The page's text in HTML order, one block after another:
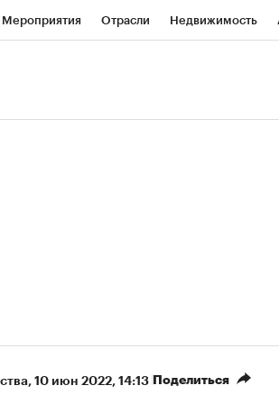
Мероприятия Отрасли Недвижимость
⁠, 10 июн 2022, 14:13 Поделиться